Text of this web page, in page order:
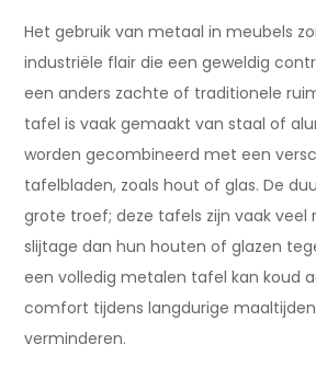
Het gebruik van metaal in meubels
industriële flair die een geweldig
een anders zachte of traditionele
tafel is vaak gemaakt van staal of
worden gecombineerd met een
tafelbladen, zoals hout of glas. De
grote troef; deze tafels zijn vaak veel
slijtage dan hun houten of glazen
een volledig metalen tafel kan koud
comfort tijdens langdurige
verminderen.